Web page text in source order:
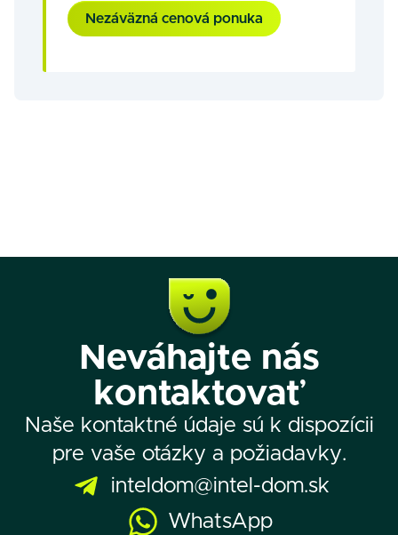
Nezáväzná cenová ponuka
Neváhajte nás
kontaktovať
Naše kontaktné údaje sú k dispozícii
pre vaše otázky a požiadavky.
inteldom@intel-dom.sk
WhatsApp